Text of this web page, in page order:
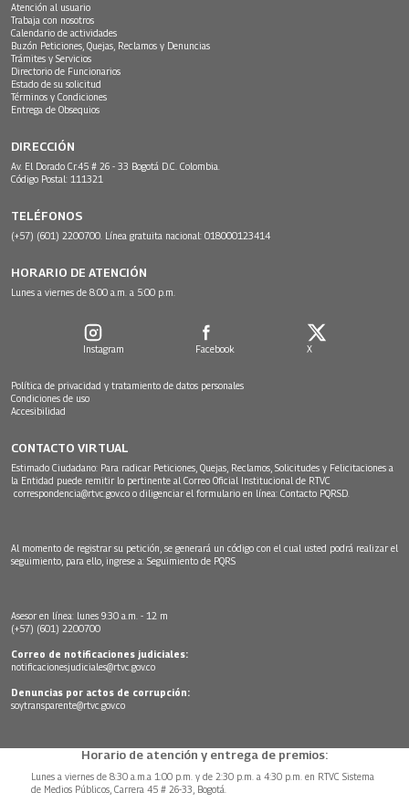
Atención al usuario
Trabaja con nosotros
Calendario de actividades
Buzón Peticiones, Quejas, Reclamos y Denuncias
Trámites y Servicios
Directorio de Funcionarios
Estado de su solicitud
Términos y Condiciones
Entrega de Obsequios
DIRECCIÓN
Av. El Dorado Cr.45 # 26 - 33 Bogotá D.C. Colombia.
Código Postal: 111321
TELÉFONOS
(+57) (601) 2200700. Línea gratuita nacional: 018000123414
HORARIO DE ATENCIÓN
Lunes a viernes de 8:00 a.m. a 5:00 p.m.
Instagram Facebook X
Política de privacidad y tratamiento de datos personales
Condiciones de uso
Accesibilidad
CONTACTO VIRTUAL
Estimado Ciudadano: Para radicar Peticiones, Quejas, Reclamos, Solicitudes y Felicitaciones a
la Entidad puede remitir lo pertinente al Correo Oficial Institucional de RTVC
correspondencia@rtvc.gov.co o diligenciar el formulario en línea: Contacto PQRSD.
Al momento de registrar su petición, se generará un código con el cual usted podrá realizar el
seguimiento, para ello, ingrese a: Seguimiento de PQRS
Asesor en línea: lunes 9:30 a.m. - 12 m
(+57) (601) 2200700
Correo de notificaciones judiciales:
notificacionesjudiciales@rtvc.gov.co
Denuncias por actos de corrupción:
soytransparente@rtvc.gov.co
Horario de atención y entrega de premios:
Lunes a viernes de 8:30 a.m.a 1:00 p.m. y de 2:30 p.m. a 4:30 p.m. en RTVC Sistema
de Medios Públicos, Carrera 45 # 26-33, Bogotá.